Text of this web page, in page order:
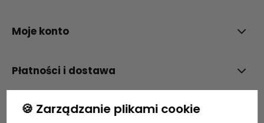
Moje konto
Płatności i dostawa
Informacje
🍪 Zarządzanie plikami cookie